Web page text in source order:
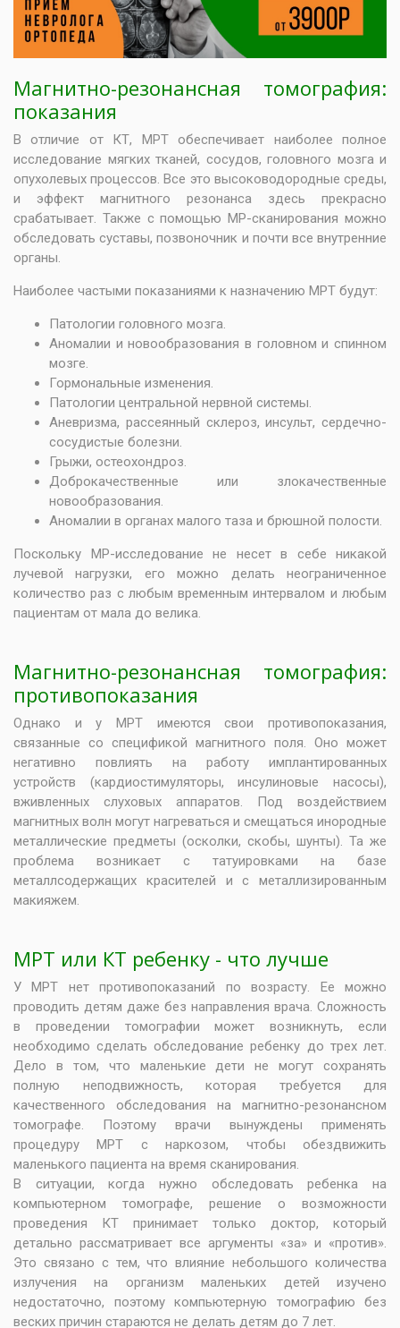
Магнитно-резонансная томография:
показания
В отличие от КТ, МРТ обеспечивает наиболее полное
исследование мягких тканей, сосудов, головного мозга и
опухолевых процессов. Все это высоководородные среды,
и эффект магнитного резонанса здесь прекрасно
срабатывает. Также с помощью МР-сканирования можно
обследовать суставы, позвоночник и почти все внутренние
органы.
Наиболее частыми показаниями к назначению МРТ будут:
Патологии головного мозга.
Аномалии и новообразования в головном и спинном
мозге.
Гормональные изменения.
Патологии центральной нервной системы.
Аневризма, рассеянный склероз,инсульт, сердечно-
сосудистые болезни.
Грыжи, остеохондроз.
Доброкачественные или злокачественные
новообразования.
Аномалии в органах малого таза и брюшной полости.
Поскольку МР-исследование не несет в себе никакой
лучевой нагрузки, его можно делать неограниченное
количество раз с любым временным интервалом и любым
пациентам от мала до велика.
Магнитно-резонансная томография:
противопоказания
Однако и у МРТ имеются свои противопоказания,
связанные со спецификой магнитного поля. Оно может
негативно повлиять на работу имплантированных
устройств (кардиостимуляторы, инсулиновые насосы),
вживленных слуховых аппаратов. Под воздействием
магнитных волн могут нагреваться и смещаться инородные
металлические предметы (осколки, скобы, шунты). Та же
проблема возникает с татуировками на базе
металлсодержащих красителей и с металлизированным
макияжем.
МРТ или КТ ребенку - что лучше
У МРТ нет противопоказаний по возрасту. Ее можно
проводить детям даже без направления врача. Сложность
в проведении томографии может возникнуть, если
необходимо сделать обследование ребенку до трех лет.
Дело в том, что маленькие дети не могут сохранять
полную неподвижность, которая требуется для
качественного обследования на магнитно-резонансном
томографе. Поэтому врачи вынуждены применять
процедуру МРТ с наркозом, чтобы обездвижить
маленького пациента на время сканирования.
В ситуации, когда нужно обследовать ребенка на
компьютерном томографе, решение о возможности
проведения КТ принимает только доктор, который
детально рассматривает все аргументы «за» и «против».
Это связано с тем, что влияние небольшого количества
излучения на организм маленьких детей изучено
недостаточно, поэтому компьютерную томографию без
веских причин стараются не делать детям до 7 лет.